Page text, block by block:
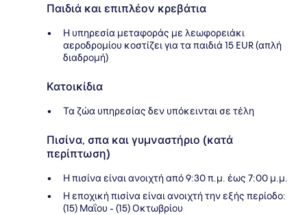
Παιδιά και επιπλέον κρεβάτια
Η υπηρεσία μεταφοράς με λεωφορειάκι
αεροδρομίου κοστίζει για τα παιδιά 15 EUR (απλή
διαδρομή)
Κατοικίδια
Τα ζώα υπηρεσίας δεν υπόκεινται σε τέλη
Πισίνα, σπα και γυμναστήριο (κατά
περίπτωση)
Η πισίνα είναι ανοιχτή από 9:30 π.μ. έως 7:00 μ.μ.
Η εποχική πισίνα είναι ανοιχτή την εξής περίοδο:
(15) Μαΐου - (15) Οκτωβρίου